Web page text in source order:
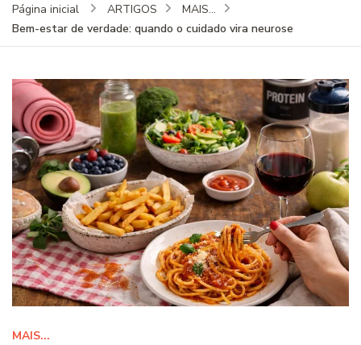
Página inicial ARTIGOS
MAIS...
Bem-estar de verdade: quando o cuidado vira neurose
MAIS...